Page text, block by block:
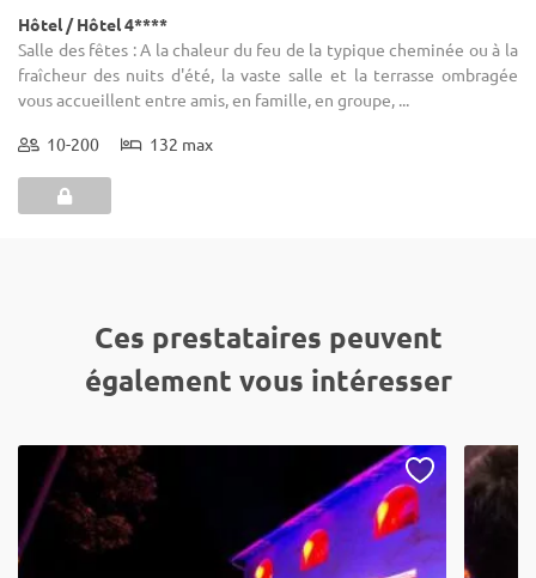
Hôtel / Hôtel 4****
Salle des fêtes : A la chaleur du feu de la typique cheminée ou à la
fraîcheur des nuits d'été, la vaste salle et la terrasse ombragée
vous accueillent entre amis, en famille, en groupe, ...
10-200 132 max
Ces prestataires peuvent
également vous intéresser